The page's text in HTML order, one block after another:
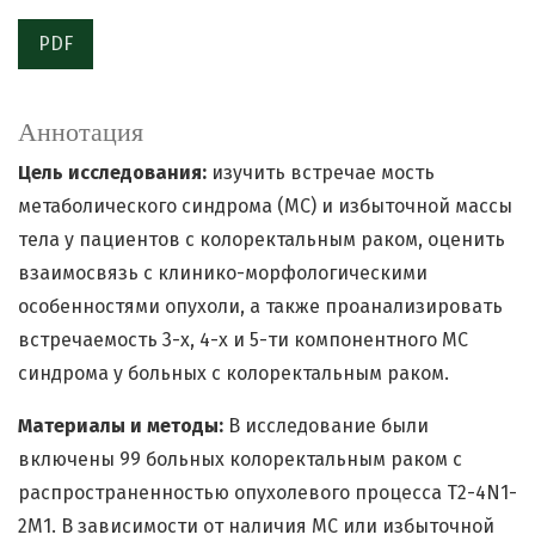
PDF
Аннотация
Цель исследования: изучить встречае мость
метаболического синдрома (МС) и избыточной массы
тела у пациентов с колоректальным раком, оценить
взаимосвязь с клинико-морфологическими
особенностями опухоли, а также проанализировать
встречаемость 3-х, 4-х и 5-ти компонентного МС
синдрома у больных с колоректальным раком.
Материалы и методы: В исследование были
включены 99 больных колоректальным раком с
распространенностью опухолевого процесса T2-4N1-
2M1. В зависимости от наличия МС или избыточной